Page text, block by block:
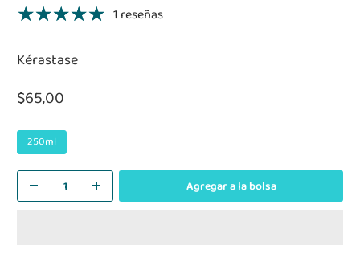
1 reseñas
Kérastase
$65,00
250ml
Agregar a la bolsa